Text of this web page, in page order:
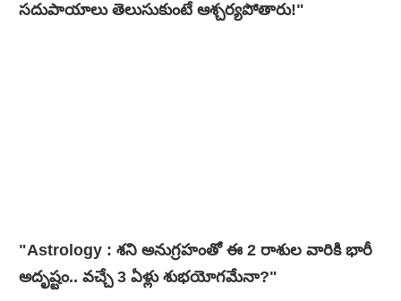
సదుపాయాలు తెలుసుకుంటే ఆశ్చర్యపోతారు!"
"Astrology : శని అనుగ్రహంతో ఈ 2 రాశుల వారికి భారీ
అదృష్టం.. వచ్చే 3 ఏళ్లు శుభయోగమేనా?"